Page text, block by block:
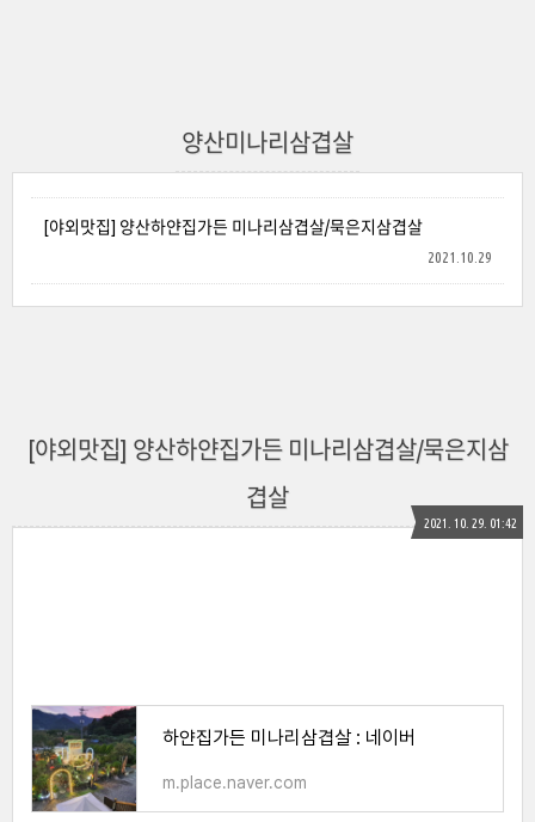
양산미나리삼겹살
[야외맛집] 양산하얀집가든 미나리삼겹살/묵은지삼겹살
2021.10.29
[야외맛집] 양산하얀집가든 미나리삼겹살/묵은지삼
겹살
2021. 10. 29. 01:42
하얀집가든 미나리삼겹살 : 네이버
m.place.naver.com